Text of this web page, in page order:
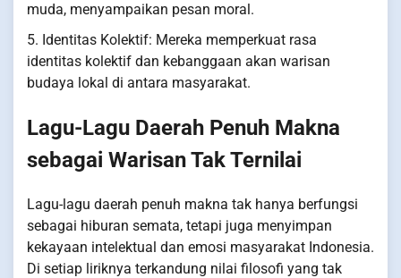
muda, menyampaikan pesan moral.
5. Identitas Kolektif: Mereka memperkuat rasa
identitas kolektif dan kebanggaan akan warisan
budaya lokal di antara masyarakat.
Lagu-Lagu Daerah Penuh Makna
sebagai Warisan Tak Ternilai
Lagu-lagu daerah penuh makna tak hanya berfungsi
sebagai hiburan semata, tetapi juga menyimpan
kekayaan intelektual dan emosi masyarakat Indonesia.
Di setiap liriknya terkandung nilai filosofi yang tak